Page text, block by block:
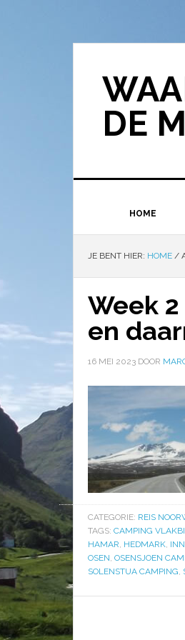
DE
HOME
JE BENT HIER: HOME /
Week
en
16 MEI 2023 DOOR
CATEGORIE: REIS
TAGS: CAMPING
HAMAR, HEDMARK,
OSEN, OSENSJOEN
SOLENSTUA CAMPING,